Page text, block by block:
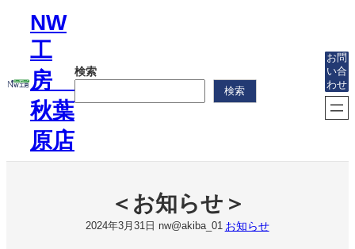
ッ
NW
工
房
秋葉
原店
検索
検索
お問
い合
わせ
＜お知らせ＞
2024年3月31日 nw@akiba_01 お知らせ